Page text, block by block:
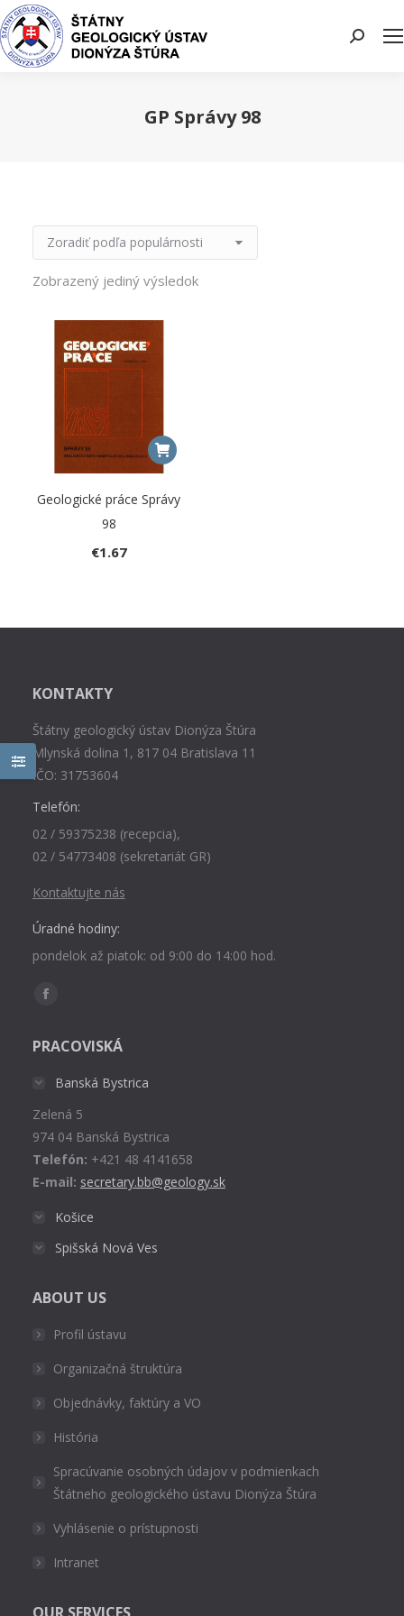
Search:
GP Správy 98
Zobrazený jediný výsledok
Geologické práce Správy
98
€1.67
KONTAKTY
Štátny geologický ústav Dionýza Štúra
Mlynská dolina 1, 817 04 Bratislava 11
IČO: 31753604
Telefón:
02 / 59375238 (recepcia),
02 / 54773408 (sekretariát GR)
Kontaktujte nás
Úradné hodiny:
pondelok až piatok: od 9:00 do 14:00 hod.
Find us on:
Facebook
opens
window
PRACOVISKÁ
Banská Bystrica
Zelená 5
974 04 Banská Bystrica
Telefón: +421 48 4141658
E-mail: secretary.bb@geology.sk
Košice
Spišská Nová Ves
ABOUT US
Profil ústavu
Organizačná štruktúra
Objednávky, faktúry a VO
História
Spracúvanie osobných údajov v podmienkach
Štátneho geologického ústavu Dionýza Štúra
Vyhlásenie o prístupnosti
Intranet